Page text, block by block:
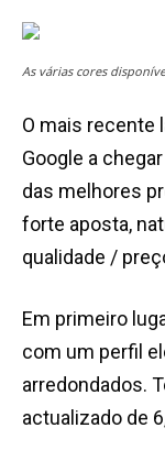
As várias cores
O mais recente
Google a
das melhores
forte aposta,
qualidade /
Em primeiro
com um perfil
arredondados.
actualizado de